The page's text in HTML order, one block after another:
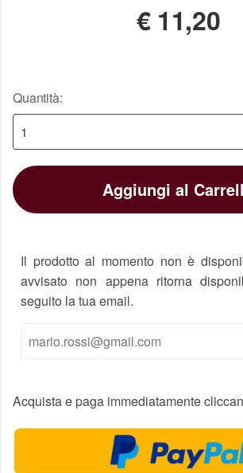
€ 11,20
Quantità:
Aggiungi al
Il prodotto al momento non è
avvisato non appena ritorna
seguito la tua email.
Acquista e paga immediatamente